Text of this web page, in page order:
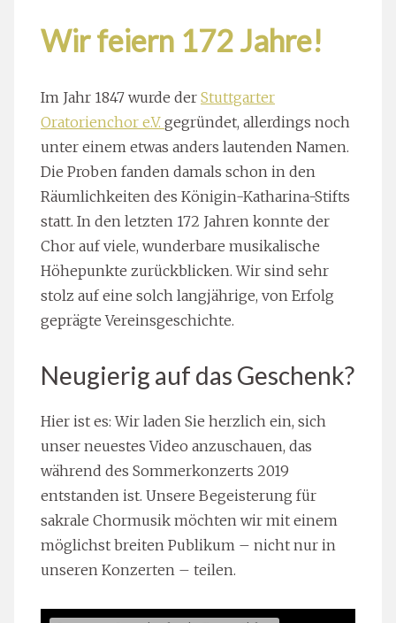
Wir feiern 172 Jahre!
Im Jahr 1847 wurde der Stuttgarter
Oratorienchor e.V. gegründet, allerdings noch
unter einem etwas anders lautenden Namen.
Die Proben fanden damals schon in den
Räumlichkeiten des Königin-Katharina-Stifts
statt. In den letzten 172 Jahren konnte der
Chor auf viele, wunderbare musikalische
Höhepunkte zurückblicken. Wir sind sehr
stolz auf eine solch langjährige, von Erfolg
geprägte Vereinsgeschichte.
Neugierig auf das Geschenk?
Hier ist es: Wir laden Sie herzlich ein, sich
unser neuestes Video anzuschauen, das
während des Sommerkonzerts 2019
entstanden ist. Unsere Begeisterung für
sakrale Chormusik möchten wir mit einem
möglichst breiten Publikum – nicht nur in
unseren Konzerten – teilen.